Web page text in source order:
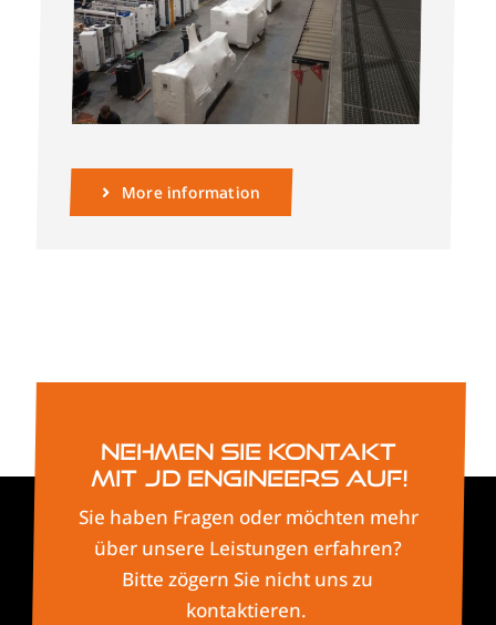
More information
Nehmen Sie Kontakt
mit JD Engineers auf!
Sie haben Fragen oder möchten mehr
über unsere Leistungen erfahren?
Bitte zögern Sie nicht uns zu
kontaktieren.